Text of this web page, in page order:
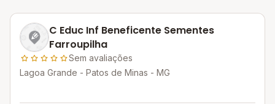
C Educ Inf Beneficente Sementes
Farroupilha
Sem avaliações
Lagoa Grande - Patos de Minas - MG